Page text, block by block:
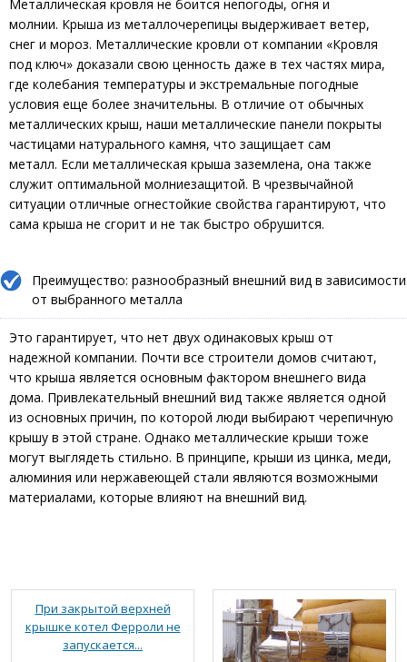
Металлическая кровля не боится непогоды, огня и
молнии. Крыша из металлочерепицы выдерживает ветер,
снег и мороз. Металлические кровли от компании «Кровля
под ключ» доказали свою ценность даже в тех частях мира,
где колебания температуры и экстремальные погодные
условия еще более значительны. В отличие от обычных
металлических крыш, наши металлические панели покрыты
частицами натурального камня, что защищает сам
металл. Если металлическая крыша заземлена, она также
служит оптимальной молниезащитой. В чрезвычайной
ситуации отличные огнестойкие свойства гарантируют, что
сама крыша не сгорит и не так быстро обрушится.
Преимущество: разнообразный внешний вид в зависимости
от выбранного металла
Это гарантирует, что нет двух одинаковых крыш от
надежной компании. Почти все строители домов считают,
что крыша является основным фактором внешнего вида
дома. Привлекательный внешний вид также является одной
из основных причин, по которой люди выбирают черепичную
крышу в этой стране. Однако металлические крыши тоже
могут выглядеть стильно. В принципе, крыши из цинка, меди,
алюминия или нержавеющей стали являются возможными
материалами, которые влияют на внешний вид.
При закрытой верхней
крышке котел Ферроли не
запускается...